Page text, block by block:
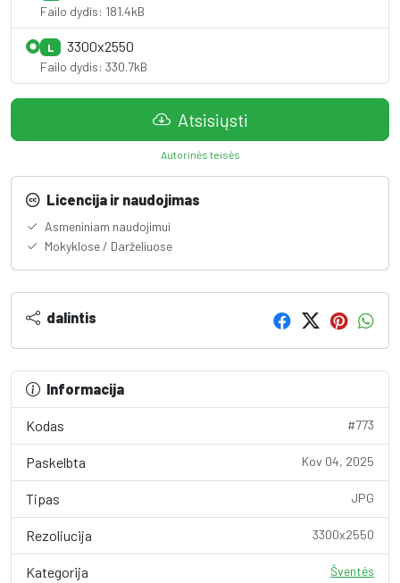
Failo dydis: 181.4kB
L 3300x2550
Failo dydis: 330.7kB
Atsisiųsti
Autorinės teisės
Licencija ir naudojimas
Asmeniniam naudojimui
Mokyklose / Darželiuose
dalintis
Informacija
Kodas #773
Paskelbta Kov 04, 2025
Tipas JPG
Rezoliucija 3300x2550
Kategorija Šventės